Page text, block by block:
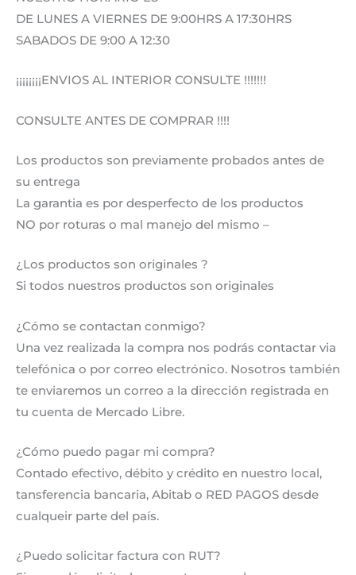
DE LUNES A VIERNES DE 9:00HRS A 17:30HRS
SABADOS DE 9:00 A 12:30
¡¡¡¡¡¡¡¡ENVIOS AL INTERIOR CONSULTE !!!!!!!
CONSULTE ANTES DE COMPRAR !!!!
Los productos son previamente probados antes de
su entrega
La garantia es por desperfecto de los productos
NO por roturas o mal manejo del mismo –
¿Los productos son originales ?
Si todos nuestros productos son originales
¿Cómo se contactan conmigo?
Una vez realizada la compra nos podrás contactar via
telefónica o por correo electrónico. Nosotros también
te enviaremos un correo a la dirección registrada en
tu cuenta de Mercado Libre.
¿Cómo puedo pagar mi compra?
Contado efectivo, débito y crédito en nuestro local,
tansferencia bancaria, Abitab o RED PAGOS desde
cualqueir parte del país.
¿Puedo solicitar factura con RUT?